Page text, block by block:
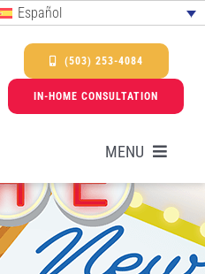
Español
(503) 253-4084
IN-HOME CONSULTATION
MENU
de calor